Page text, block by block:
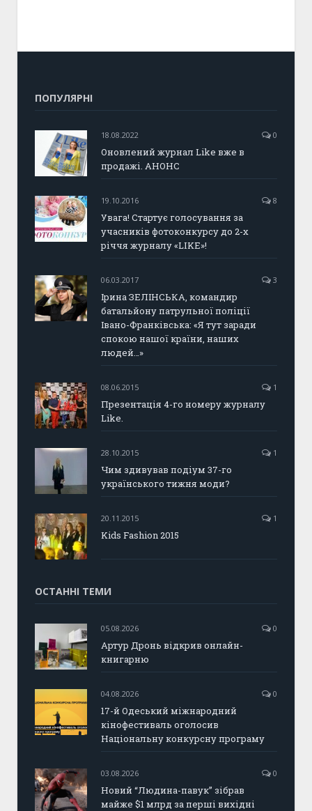
ПОПУЛЯРНІ
18.08.2022 0
Оновлений журнал Like вже в
продажі. АНОНС
19.10.2016 8
Увага! Стартує голосування за
учасників фотоконкурсу до 2-х
річчя журналу «LIKE»!
06.03.2017 3
Ірина ЗЕЛІНСЬКА, командир
батальйону патрульної поліції
Івано-Франківська: «Я тут заради
спокою нашої країни, наших
людей…»
08.06.2015 1
Презентація 4-го номеру журналу
Like.
28.10.2015 1
Чим здивував подіум 37-го
українського тижня моди?
20.11.2015 1
Kids Fashion 2015
ОСТАННІ ТЕМИ
05.08.2026 0
Артур Дронь відкрив онлайн-
книгарню
04.08.2026 0
17-й Одеський міжнародний
кінофестиваль оголосив
Національну конкурсну програму
03.08.2026 0
Новий “Людина-павук” зібрав
майже $1 млрд за перші вихідні